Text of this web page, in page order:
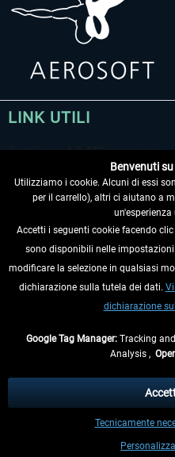
LINK UTILI
RECEDERE DAL CONTRATTO
INFORMAZIONI
eventualmente le spese di
** Riguarda le spedizioni al di fuori
altre nazioni sono disponibili
Benvenuti
Utilizziamo i cookie. Alcuni di essi
per il carrello), altri ci aiutano a
Accetti i seguenti cookie facendo
sono disponibili nelle
modificare la selezione in qualsiasi
dichiarazione sulla tutela dei dati.
dichiarazione
Google Tag Manager: Tracking
Analysis ,
Tecnicamente